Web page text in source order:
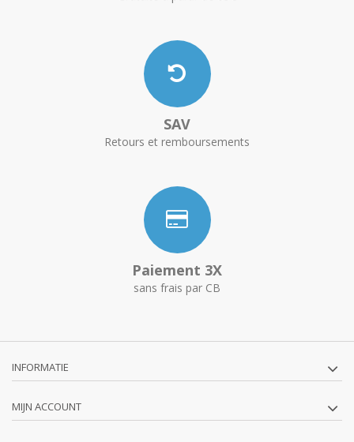
SAV
Retours et remboursements
Paiement 3X
sans frais par CB
INFORMATIE
MIJN ACCOUNT